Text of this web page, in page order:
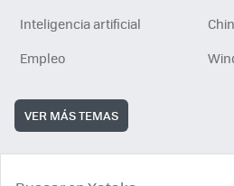
Inteligencia artificial
Empleo
VER MÁS TEMAS